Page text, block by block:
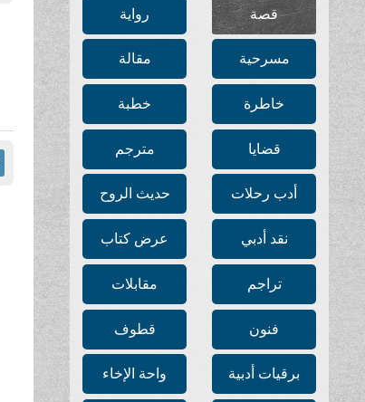
قصة رواية
مسرحية مقالة
خاطرة خطبة
قضايا مترجم
أدب رحلات حديث الروح
نقد أدبي عرض كتاب
تراجم مقابلات
فنون قطوف
برقيات أدبية واحة الإخاء